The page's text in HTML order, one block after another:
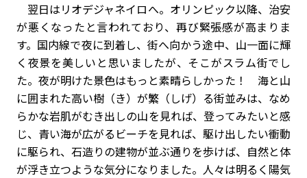
翌日はリオデジャネイロへ。オリンピック以降、治安
が悪くなったと言われており、再び緊張感が高まりま
す。国内線で夜に到着し、街へ向かう途中、山一面に輝
く夜景を美しいと思いましたが、そこがスラム街でし
た。夜が明けた景色はもっと素晴らしかった！ 海と山
に囲まれた高い樹（き）が繁（しげ）る街並みは、なめ
らかな岩肌がむき出しの山を見れば、登ってみたいと感
じ、青い海が広がるビーチを見れば、駆け出したい衝動
に駆られ、石造りの建物が並ぶ通りを歩けば、自然と体
が浮き立つような気分になりました。人々は明るく陽気